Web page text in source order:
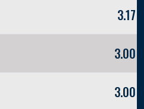
3.17
3.00
3.00